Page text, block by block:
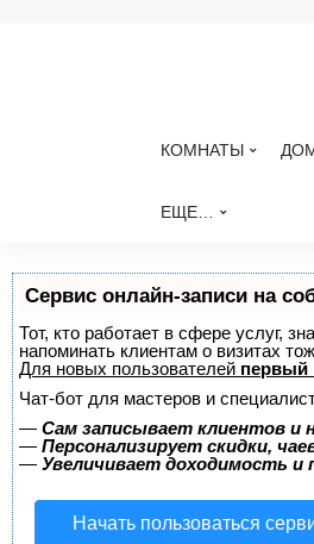
КОМНАТЫ
ЕЩЕ…
Сервис онлайн-записи на
Тот, кто работает в сфере услуг,
напоминать клиентам о визитах
Для новых пользователей первый
Чат-бот для мастеров и
— Сам записывает клиентов и
— Персонализирует скидки,
— Увеличивает доходимость
Начать пользоваться